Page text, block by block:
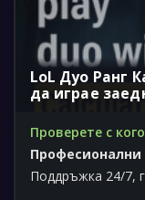
LoL Дуо Ранг
да играе
Проверете с
Професионални
Поддръжка 24/7,